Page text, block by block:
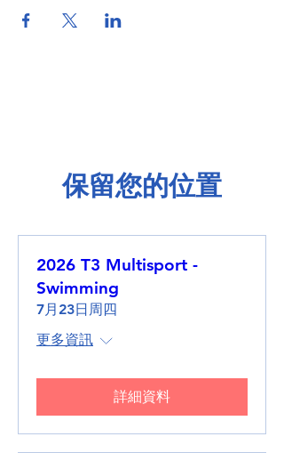
保留您的位置
2026 T3 Multisport -
Swimming
7月23日周四
更多資訊
詳細資料